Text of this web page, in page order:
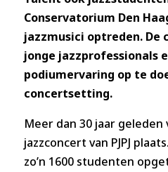
Conservatorium Den
jazzmusici optreden. De
jonge jazzprofessionals
podiumervaring op te
concertsetting.
Meer dan 30 jaar
jazzconcert van PJPJ
zo’n 1600 studenten